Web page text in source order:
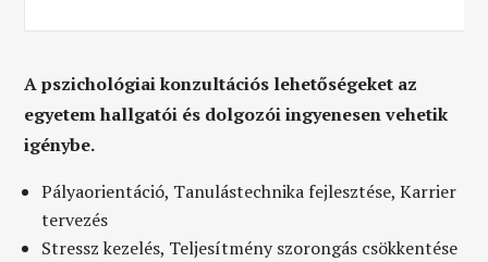
A pszichológiai konzultációs lehetőségeket az
egyetem hallgatói és dolgozói ingyenesen vehetik
igénybe.
Pályaorientáció, Tanulástechnika fejlesztése, Karrier
tervezés
Stressz kezelés, Teljesítmény szorongás csökkentése